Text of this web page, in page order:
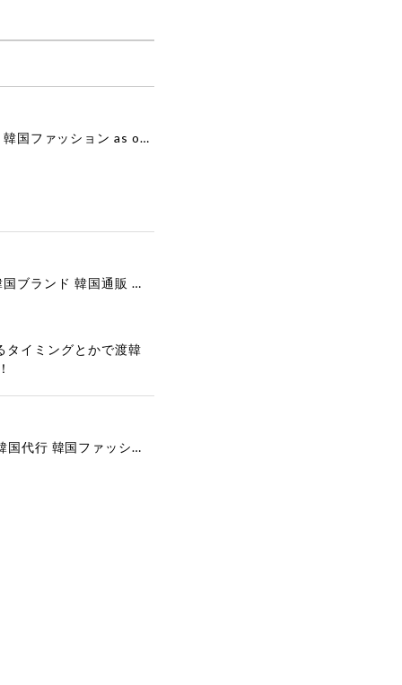
[as”on] BONITA MINI BAG / BLACK 正規品 韓国ブランド 韓国通販 韓国代行 韓国ファッション as on ason エズオン アズオン
[COOR][WOMEN] Faux Suede Three-Button Blazer (Dark Brown) 正規品 韓国ブランド 韓国通販 韓国代行 韓国ファッション クール クーア クアー 日本 店舗
タイミングとかで渡韓
[COYSEIO] COY BUMBLE SNEAKERS GREY 正規品 韓国ブランド 韓国通販 韓国代行 韓国ファッション コイセイオ 日本 店舗